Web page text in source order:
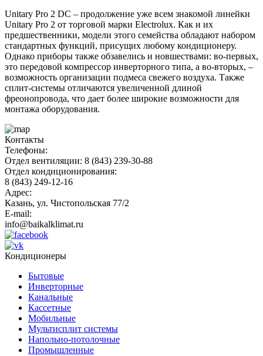
Unitary Pro 2 DC – продолжение уже всем знакомой линейки
Unitary Pro 2 от торговой марки Electrolux. Как и их
предшественники, модели этого семейства обладают набором
стандартных функций, присущих любому кондиционеру.
Однако приборы также обзавелись и новшествами: во-первых,
это передовой компрессор инверторного типа, а во-вторых, –
возможность организации подмеса свежего воздуха. Также
сплит-системы отличаются увеличенной длиной
фреонопровода, что дает более широкие возможности для
монтажа оборудования.
Контакты
Телефоны:
Отдел вентиляции: 8 (843) 239-30-88
Отдел кондиционирования:
8 (843) 249-12-16
Адрес:
Казань, ул. Чистопольская 77/2
E-mail:
info@baikalklimat.ru
Кондиционеры
Бытовые
Инверторные
Канальные
Кассетные
Мобильные
Мультисплит системы
Напольно-потолочные
Промышленные